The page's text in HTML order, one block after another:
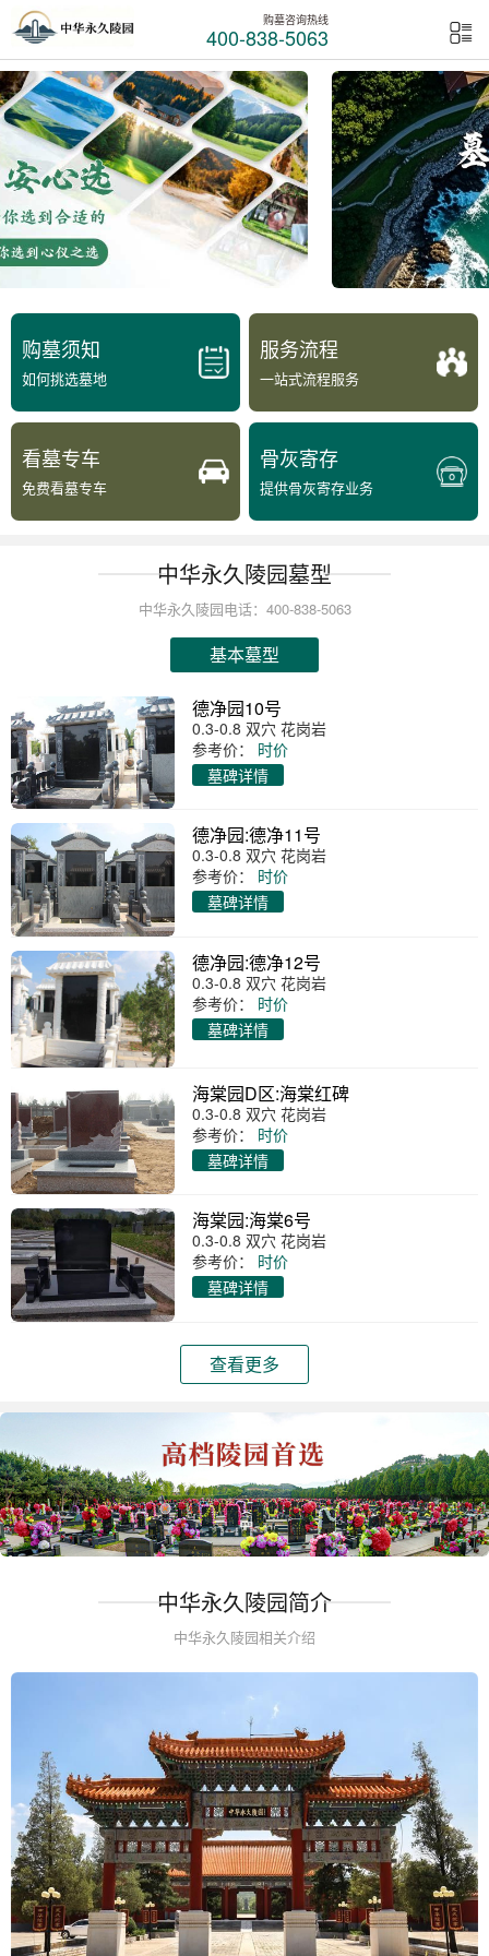
购墓咨询热线
400-838-5063
购墓须知
如何挑选墓地
服务流程
一站式流程服务
看墓专车
免费看墓专车
骨灰寄存
提供骨灰寄存业务
中华永久陵园墓型
中华永久陵园电话：400-838-5063
基本墓型
德净园10号
0.3-0.8 双穴 花岗岩
参考价：
时价
墓碑详情
德净园:德净11号
0.3-0.8 双穴 花岗岩
参考价：
时价
墓碑详情
德净园:德净12号
0.3-0.8 双穴 花岗岩
参考价：
时价
墓碑详情
海棠园D区:海棠红碑
0.3-0.8 双穴 花岗岩
参考价：
时价
墓碑详情
海棠园:海棠6号
0.3-0.8 双穴 花岗岩
参考价：
时价
墓碑详情
查看更多
中华永久陵园简介
中华永久陵园相关介绍